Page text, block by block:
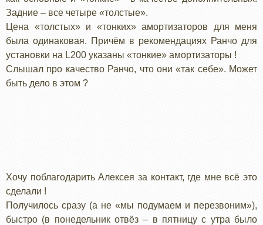
Задние – все четыре «толстые».
Цена «толстых» и «тонких» амортизаторов для меня
была одинаковая. Причём в рекомендациях Ранчо для
установки на L200 указаны «тонкие» амортизаторы !
Слышал про качество Ранчо, что они «так себе». Может
быть дело в этом ?
Хочу поблагодарить Алексея за контакт, где мне всё это
сделали !
Получилось сразу (а не «мы подумаем и перезвоним»),
быстро (в понедельник отвёз – в пятницу с утра было